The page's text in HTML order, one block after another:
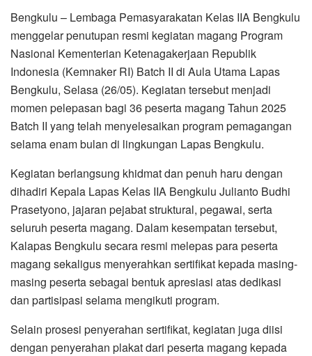
Bengkulu – Lembaga Pemasyarakatan Kelas IIA Bengkulu
menggelar penutupan resmi kegiatan magang Program
Nasional Kementerian Ketenagakerjaan Republik
Indonesia (Kemnaker RI) Batch II di Aula Utama Lapas
Bengkulu, Selasa (26/05). Kegiatan tersebut menjadi
momen pelepasan bagi 36 peserta magang Tahun 2025
Batch II yang telah menyelesaikan program pemagangan
selama enam bulan di lingkungan Lapas Bengkulu.
Kegiatan berlangsung khidmat dan penuh haru dengan
dihadiri Kepala Lapas Kelas IIA Bengkulu Julianto Budhi
Prasetyono, jajaran pejabat struktural, pegawai, serta
seluruh peserta magang. Dalam kesempatan tersebut,
Kalapas Bengkulu secara resmi melepas para peserta
magang sekaligus menyerahkan sertifikat kepada masing-
masing peserta sebagai bentuk apresiasi atas dedikasi
dan partisipasi selama mengikuti program.
Selain prosesi penyerahan sertifikat, kegiatan juga diisi
dengan penyerahan plakat dari peserta magang kepada